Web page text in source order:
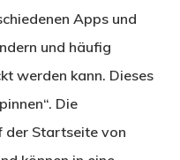
Apps und
und häufig
werden kann. Dieses
Die
der Startseite von